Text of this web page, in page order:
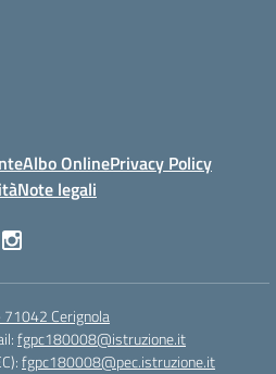
Albo OnlinePrivacy Policy
Note legali
71042 Cerignola
fgpc180008@istruzione.it
fgpc180008@pec.istruzione.it